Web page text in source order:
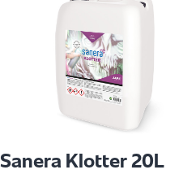
Sanera Klotter 20L